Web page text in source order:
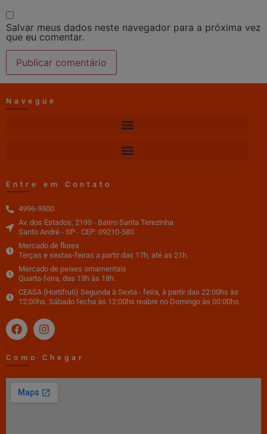
Salvar meus dados neste navegador para a próxima vez
que eu comentar.
Navegue
Entre em Contato
4996-9500
Av. dos Estados, 2195 - Bairro Santa Terezinha
Santo André - SP - CEP: 09210-580
Mercado de flores
Terças e sextas-feiras a partir das 17h, até as 21h.
Mercado de peixes ornamentais
Quarta-feira, das 13h às 18h.
CEASA (Hortifruti) Segunda à Sexta - feira, à partir das 22:00hs às
12:00hs. Sábado fecha às 12:00hs reabre no Domingo às 00:00hs.
Como Chegar